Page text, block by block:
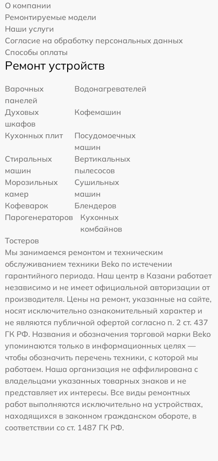
О компании
Ремонтируемые модели
Наши услуги
Согласие на обработку персональных данных
Способы оплаты
Ремонт устройств
Варочных
панелей
Водонагревателей
Духовых
шкафов
Кофемашин
Кухонных плит
Посудомоечных
машин
Стиральных
машин
Вертикальных
пылесосов
Морозильных
камер
Сушильных
машин
Кофеварок
Блендеров
Парогенераторов
Кухонных
комбайнов
Тостеров
Мы занимаемся ремонтом и техническим
обслуживанием техники Beko по истечении
гарантийного периода. Наш центр в Казани работает
независимо и не имеет официальной авторизации от
производителя. Цены на ремонт, указанные на сайте,
носят исключительно ознакомительный характер и
не являются публичной офертой согласно п. 2 ст. 437
ГК РФ. Названия и обозначения торговой марки Beko
упоминаются только в информационных целях —
чтобы обозначить перечень техники, с которой мы
работаем. Наша организация не аффилирована с
владельцами указанных товарных знаков и не
представляет их интересы. Все виды ремонтных
работ выполняются исключительно на устройствах,
находящихся в законном гражданском обороте, в
соответствии со ст. 1487 ГК РФ.